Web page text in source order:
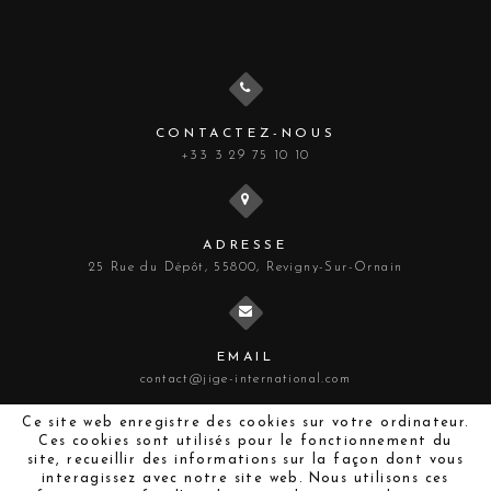
CONTACTEZ-NOUS
+33 3 29 75 10 10
ADRESSE
25 Rue du Dépôt, 55800, Revigny-Sur-Ornain
EMAIL
contact@jige-international.com
Ce site web enregistre des cookies sur votre ordinateur.
Ces cookies sont utilisés pour le fonctionnement du
site, recueillir des informations sur la façon dont vous
interagissez avec notre site web. Nous utilisons ces